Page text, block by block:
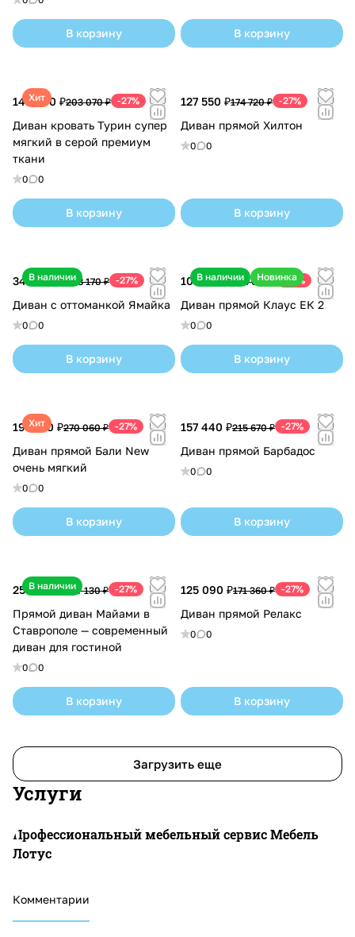
В корзину В корзину
Хит
148 240 ₽203 070 ₽ -27%
Диван кровать Турин супер
мягкий в серой премиум
ткани
0 0
В корзину
127 550 ₽174 720 ₽ -27%
Диван прямой Хилтон
0 0
В корзину
В наличии
349 060 ₽478 170 ₽ -27%
Диван с оттоманкой Ямайка
0 0
В корзину
В наличии Новинка
105 620 ₽144 690 ₽ -27%
Диван прямой Клаус ЕК 2
0 0
В корзину
Хит
197 140 ₽270 060 ₽ -27%
Диван прямой Бали New
очень мягкий
0 0
В корзину
157 440 ₽215 670 ₽ -27%
Диван прямой Барбадос
0 0
В корзину
В наличии
253 400 ₽347 130 ₽ -27%
Прямой диван Майами в
Ставрополе — современный
диван для гостиной
0 0
В корзину
125 090 ₽171 360 ₽ -27%
Диван прямой Релакс
0 0
В корзину
Загрузить еще
Услуги
Профессиональный мебельный сервис Мебель
Лотус
Комментарии